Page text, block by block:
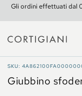
Gli ordini effettuati dal
SKU:
Giubbino